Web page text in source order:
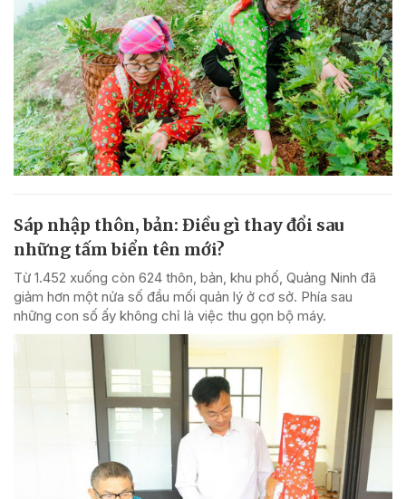
Sáp nhập thôn, bản: Điều gì thay đổi sau
những tấm biển tên mới?
Từ 1.452 xuống còn 624 thôn, bản, khu phố, Quảng Ninh đã
giảm hơn một nửa số đầu mối quản lý ở cơ sở. Phía sau
những con số ấy không chỉ là việc thu gọn bộ máy.